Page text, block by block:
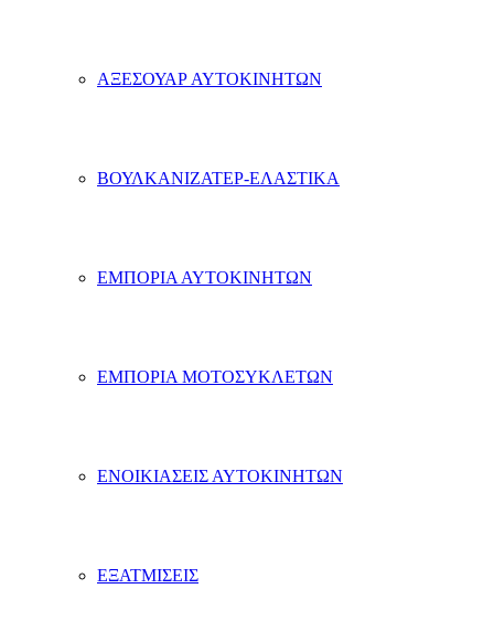
ΑΞΕΣΟΥΑΡ ΑΥΤΟΚΙΝΗΤΩΝ
ΒΟΥΛΚΑΝΙΖΑΤΕΡ-ΕΛΑΣΤΙΚΑ
ΕΜΠΟΡΙΑ ΑΥΤΟΚΙΝΗΤΩΝ
ΕΜΠΟΡΙΑ ΜΟΤΟΣΥΚΛΕΤΩΝ
ΕΝΟΙΚΙΑΣΕΙΣ ΑΥΤΟΚΙΝΗΤΩΝ
ΕΞΑΤΜΙΣΕΙΣ